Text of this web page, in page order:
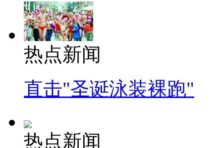
热点新闻
直击"圣诞泳装裸跑"
热点新闻